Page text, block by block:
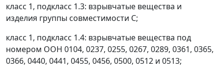
класс 1, подкласс 1.3: взрывчатые вещества и
изделия группы совместимости С;
класс 1, подкласс 1.4: взрывчатые вещества под
номером ООН 0104, 0237, 0255, 0267, 0289, 0361, 0365,
0366, 0440, 0441, 0455, 0456, 0500, 0512 и 0513;